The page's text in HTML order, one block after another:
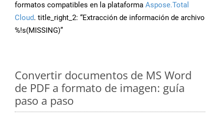
formatos compatibles en la plataforma Aspose.Total
Cloud. title_right_2: “Extracción de información de archivo
%!s(MISSING)”
Convertir documentos de MS Word
de PDF a formato de imagen: guía
paso a paso